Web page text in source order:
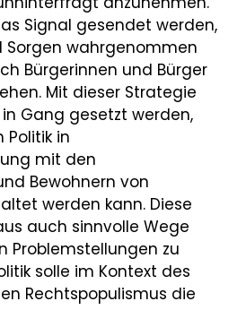
Signal gesendet werden,
Sorgen wahrgenommen
Bürgerinnen und Bürger
Mit dieser Strategie
in Gang gesetzt werden,
Politik in
mit den
Bewohnern von
werden kann. Diese
auch sinnvolle Wege
Problemstellungen zu
solle im Kontext des
Rechtspopulismus die